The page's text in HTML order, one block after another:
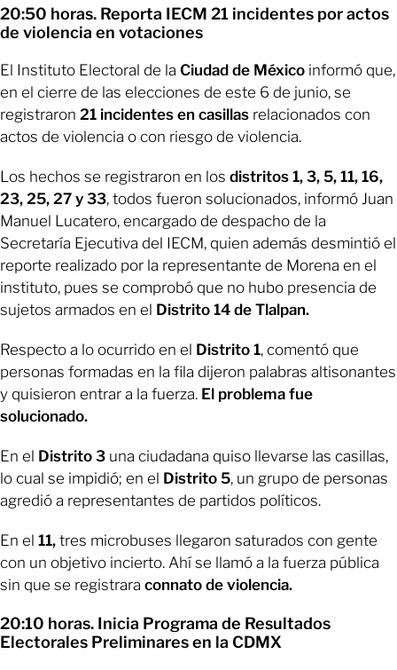
20:50 horas. Reporta IECM 21 incidentes por actos
de violencia en votaciones
El Instituto Electoral de la Ciudad de México informó que,
en el cierre de las elecciones de este 6 de junio, se
registraron 21 incidentes en casillas relacionados con
actos de violencia o con riesgo de violencia.
Los hechos se registraron en los distritos 1, 3, 5, 11, 16,
23, 25, 27 y 33, todos fueron solucionados, informó Juan
Manuel Lucatero, encargado de despacho de la
Secretaría Ejecutiva del IECM, quien además desmintió el
reporte realizado por la representante de Morena en el
instituto, pues se comprobó que no hubo presencia de
sujetos armados en el Distrito 14 de Tlalpan.
Respecto a lo ocurrido en el Distrito 1, comentó que
personas formadas en la fila dijeron palabras altisonantes
y quisieron entrar a la fuerza. El problema fue
solucionado.
En el Distrito 3 una ciudadana quiso llevarse las casillas,
lo cual se impidió; en el Distrito 5, un grupo de personas
agredió a representantes de partidos políticos.
En el 11, tres microbuses llegaron saturados con gente
con un objetivo incierto. Ahí se llamó a la fuerza pública
sin que se registrara connato de violencia.
20:10 horas. Inicia Programa de Resultados
Electorales Preliminares en la CDMX